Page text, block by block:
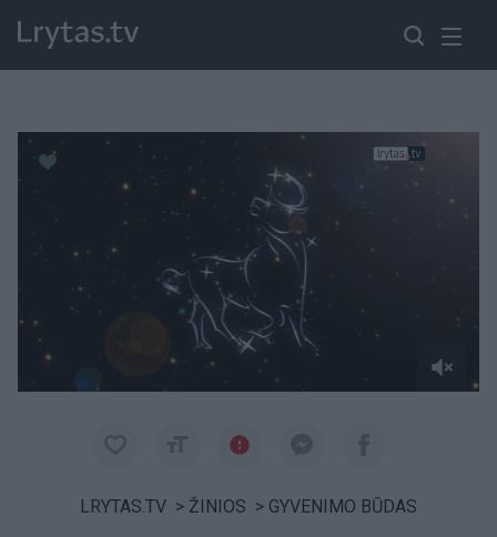
Paremkite Ukrainą
LRYTAS.TV > ŽINIOS > GYVENIMO BŪDAS